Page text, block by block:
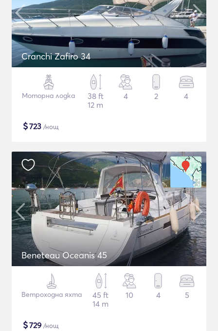
Cranchi Zafiro 34
Моторна лодка
38 ft
12 m
4 2 4
$723 /нощ
Beneteau Oceanis 45
Ветроходна яхта
45 ft
14 m
10 4 5
$729 /нощ